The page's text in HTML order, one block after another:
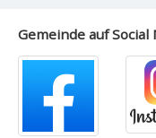
Gemeinde auf Social